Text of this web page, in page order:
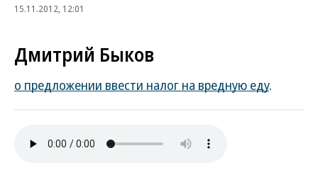
15.11.2012, 12:01
Дмитрий Быков
о предложении ввести налог на вредную еду.